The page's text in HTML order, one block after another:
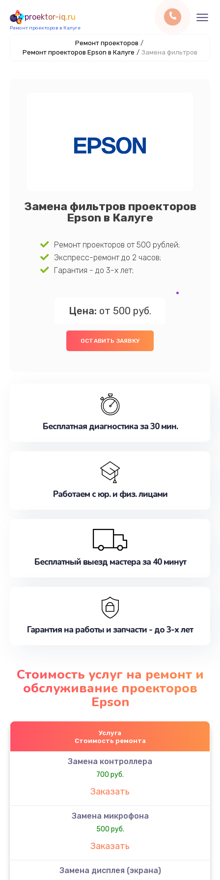
proektor-iq.ru
Ремонт проекторов в Калуге
Ремонт проекторов /
Ремонт проекторов Epson в Калуге / Замена фильтров
Замена фильтров проекторов
Epson в Калуге
Ремонт проекторов от 500 рублей;
Экспресс-ремонт до 2 часов;
Гарантия - до 3-х лет;
Цена: от 500 руб.
ОСТАВИТЬ ЗАЯВКУ
Бесплатная диагностика за 30 мин.
Работаем с юр. и физ. лицами
Бесплатный выезд мастера за 40 минут
Гарантия на работы и запчасти - до 3-х лет
Стоимость услуг на ремонт и
обслуживание проекторов
Epson
Услуга
Стоимость ремонта
Замена контроллера
700 руб.
Заказать
Замена микрофона
500 руб.
Заказать
Замена дисплея (экрана)